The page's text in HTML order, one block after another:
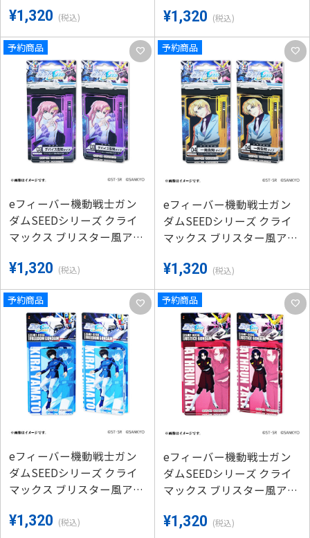
ラ）
¥1,320 (税込)
ラン）
¥1,320 (税込)
予約商品
eフィーバー機動戦士ガン
ダムSEEDシリーズ クライ
マックス ブリスター風アク
ス）
¥1,320 (税込)
favorite 予約商品
eフィーバー機動戦士ガン
ダムSEEDシリーズ クライ
マックス ブリスター風アク
ラエル）
¥1,320 (税込)
favorite
予約商品
eフィーバー機動戦士ガン
ダムSEEDシリーズ クライ
マックス ブリスター風アク
ラ）
¥1,320 (税込)
favorite 予約商品
eフィーバー機動戦士ガン
ダムSEEDシリーズ クライ
マックス ブリスター風アク
ラン）
¥1,320 (税込)
favorite